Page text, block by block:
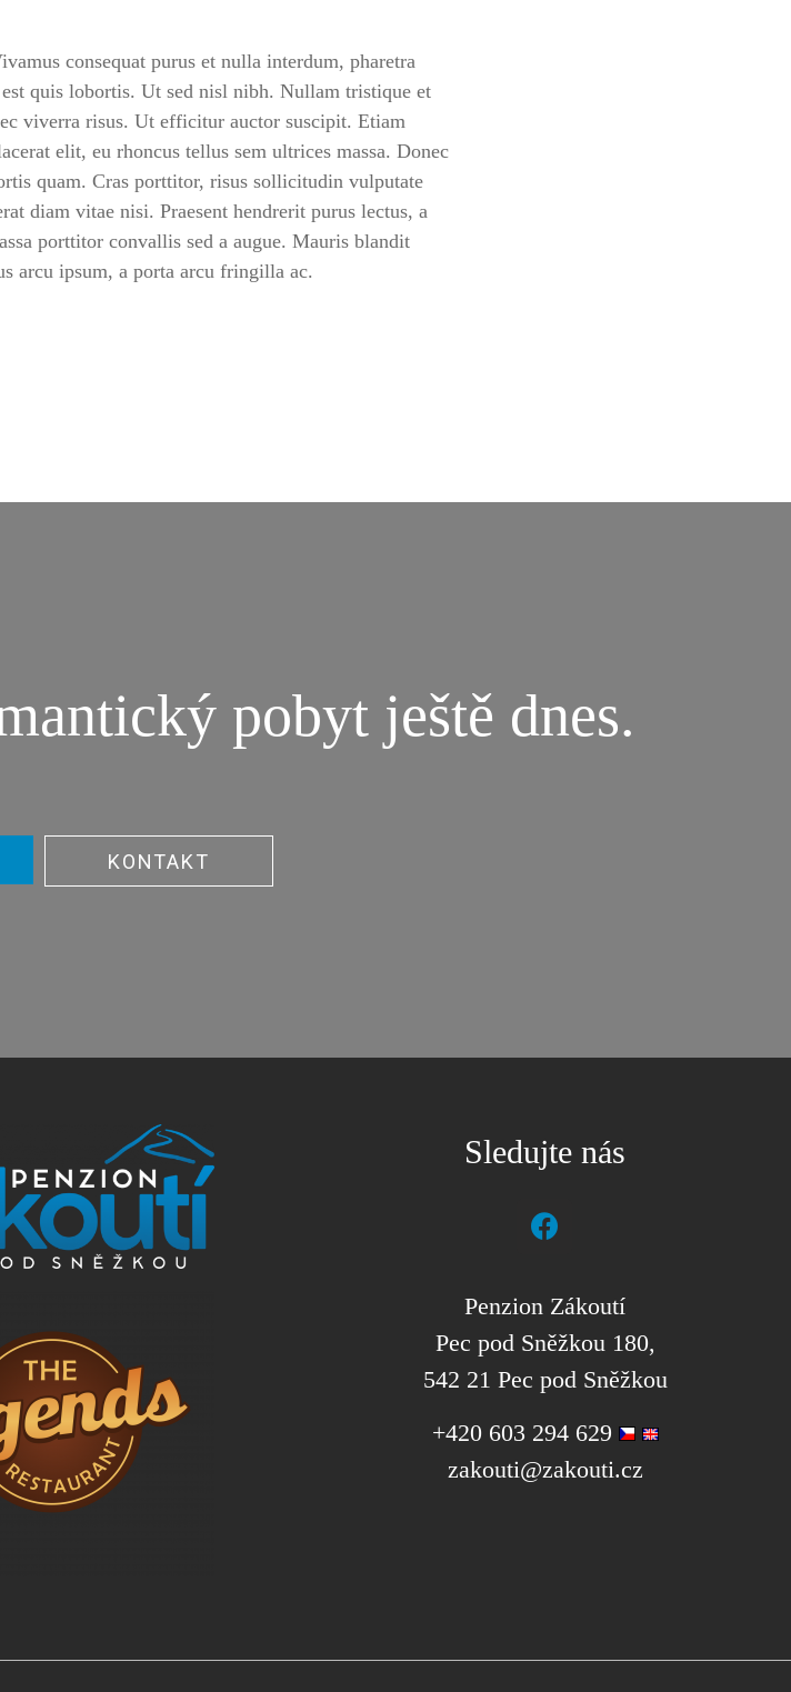
consequat purus et nulla interdum, pharetra
quis lobortis. Ut sed nisl nibh. Nullam tristique et
viverra risus. Ut efficitur auctor suscipit. Etiam
elit, eu rhoncus tellus sem ultrices massa. Donec
quam. Cras porttitor, risus sollicitudin vulputate
diam vitae nisi. Praesent hendrerit purus lectus, a
porttitor convallis sed a augue. Mauris blandit
arcu ipsum, a porta arcu fringilla ac.
pobyt ještě dnes.
KONTAKT
Sledujte nás
Penzion Zákoutí
Pec pod Sněžkou 180,
542 21 Pec pod Sněžkou
+420 603 294 629
zakouti@zakouti.cz